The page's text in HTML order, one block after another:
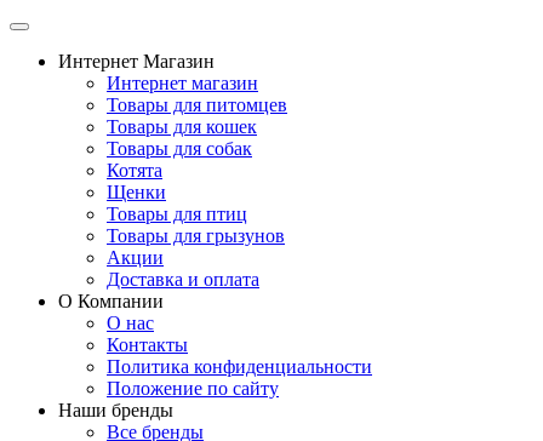
Интернет Магазин
Интернет магазин
Товары для питомцев
Товары для кошек
Товары для собак
Котята
Щенки
Товары для птиц
Товары для грызунов
Акции
Доставка и оплата
О Компании
О нас
Контакты
Политика конфиденциальности
Положение по сайту
Наши бренды
Все бренды